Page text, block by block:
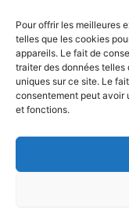
Pour offrir les meilleures
telles que les cookies
appareils. Le fait de
traiter des données telles
uniques sur ce site. Le
consentement peut avoir
et fonctions.
1998